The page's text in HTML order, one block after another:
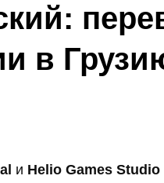
в
и Helio Games Studio